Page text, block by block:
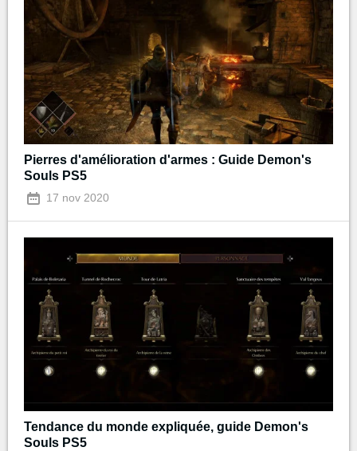
Pierres d'amélioration d'armes : Guide Demon's
Souls PS5
17 nov 2020
Tendance du monde expliquée, guide Demon's
Souls PS5